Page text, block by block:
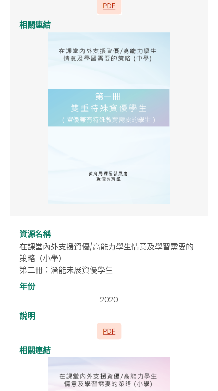
相關連結
資源名稱
在課堂內外支援資優/高能力學生情意及學習需要的
策略（小學）
第二冊：潛能未展資優學生
年份
2020
說明
相關連結